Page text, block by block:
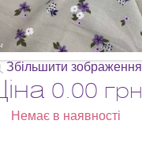
Збільшити зображення
0.00 грн
Немає в наявності